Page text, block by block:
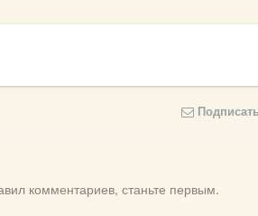
комментариев, станьте первым.